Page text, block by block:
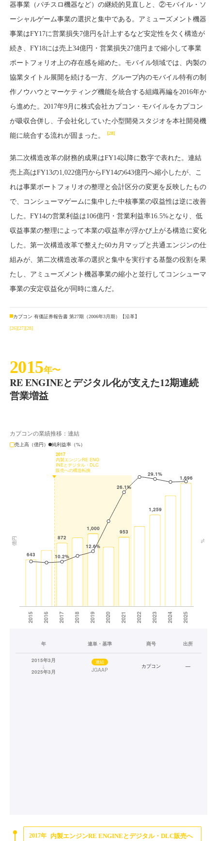
器事業（パチスロ機器など）の継続的見直しと、②モバイル・ソ
ーシャルゲーム事業の選択と集中である。アミューズメント機器
事業はFY17に営業損失7億円を計上するなど安定性を欠く構造が
続き、FY18には売上34億円・営業損失27億円まで縮小して事業
ポートフォリオ上の存在感を縮めた。モバイル領域では、内製の
協業タイトル展開を続ける一方、グループ内のモバイル特有の制
作ノウハウとマーケティング機能を統合する組織再編を2016年か
ら進めた。2017年9月に株式会社カプコン・モバイルをカプコン
が吸収合併し、子会社化していた小型開発スタジオを本社開発機
能に統合する流れが固まった。
[28]
第二次構造改革の財務的成果はFY14以降に数字で表れた。連結
売上高はFY13の1,022億円からFY14の643億円へ縮小したが、こ
れは事業ポートフォリオの整理と会計区分の変更を反映したもの
で、コンシューマゲームに集中した中核事業の収益性は逆に改善
した。FY14の営業利益は106億円・営業利益率16.5%となり、低
収益事業の整理によって本業の収益率が浮かび上がる構造に変化
した。第一次構造改革で整えた60カ月マップと共通エンジンの仕
組みが、第二次構造改革の選択と集中を実行する基盤の役割を果
たし、アミューズメント機器事業の縮小と並行してコンシューマ
事業の安定収益化が同時に進んだ。
カプコン 有価証券報告書 第27期（2006年3月期）【沿革】
[26][27][28]
2015年〜
RE ENGINEとデジタル化が支えた12期連続
営業増益
カプコンの業績推移：連結
売上高（億円）
純利益率（%）
年 連単・基準 商号 出所
2015年3月
↓
2025年3月
連結
JGAAP
カプコン —
2017年
内製エンジンRE ENGINEとデジタル・DLC販売へ